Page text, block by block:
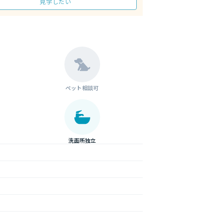
ペット相談可
洗面所独立